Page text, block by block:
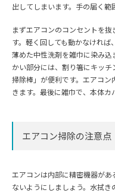
出してしまいます。手の届く範
まずエアコンのコンセントを
す。軽く回しても動かなけれ
薄めた中性洗剤を雑巾に染み
かい部分には、割り箸にキッ
掃除棒」が便利です。エアコ
きます。最後に雑巾で、本体カ
エアコン掃除の注意点
エアコンは内部に精密機器が
ないようにしましょう。水拭